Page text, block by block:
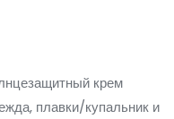
крем
плавки/купальник и